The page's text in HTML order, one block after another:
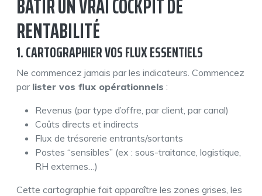
RENTABILITÉ
1. CARTOGRAPHIER VOS FLUX ESSENTIELS
Ne commencez jamais par les indicateurs. Commencez
par lister vos flux opérationnels :
Revenus (par type d’offre, par client, par canal)
Coûts directs et indirects
Flux de trésorerie entrants/sortants
Postes “sensibles” (ex : sous-traitance, logistique,
RH externes…)
Cette cartographie fait apparaître les zones grises, les